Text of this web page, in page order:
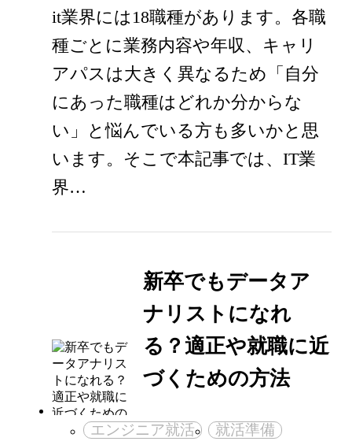
it業界には18職種があります。各職
種ごとに業務内容や年収、キャリ
アパスは大きく異なるため「自分
にあった職種はどれか分からな
い」と悩んでいる方も多いかと思
います。そこで本記事では、IT業
界…
新卒でもデータア
ナリストになれ
る？適正や就職に近
づくための方法
エンジニア就活 就活準備